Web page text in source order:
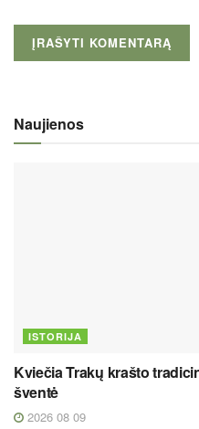
Naujienos
ISTORIJA
Kviečia Trakų krašto
šventė
2026 08 09